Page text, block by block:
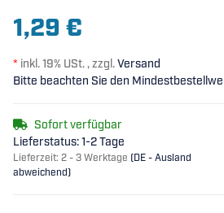
1,29 €
* inkl. 19% USt. , zzgl.Versand
Bitte beachten Sie den
Sofort verfügbar
Lieferstatus: 1-2 Tage
Lieferzeit: 2 - 3 Werktage (DE - Ausland
abweichend)